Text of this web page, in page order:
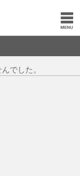
でした。